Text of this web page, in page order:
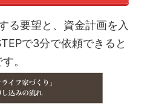
る要望と、資金計画を入
で3分で依頼できると
。